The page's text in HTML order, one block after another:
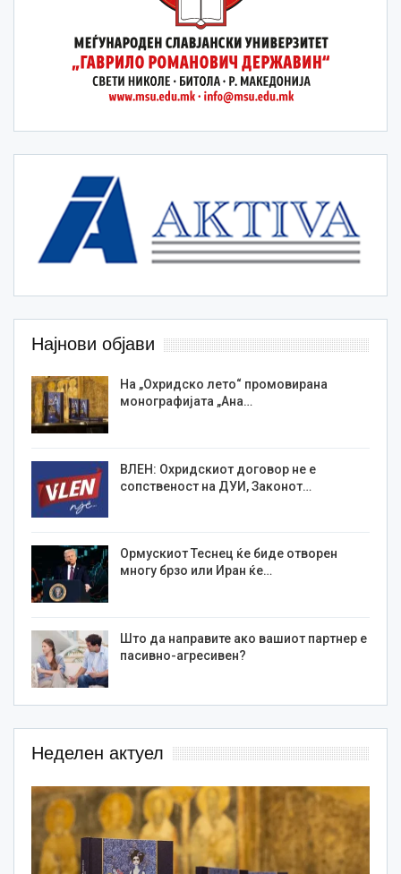
Најнови објави
На „Охридско лето“ промовирана
монографијата „Ана…
ВЛЕН: Охридскиот договор не е
сопственост на ДУИ, Законот…
Ормускиот Теснец ќе биде отворен
многу брзо или Иран ќе…
Што да направите ако вашиот партнер е
пасивно-агресивен?
Неделен актуел